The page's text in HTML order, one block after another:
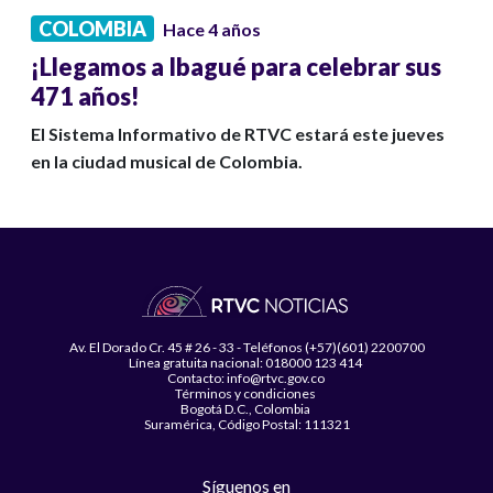
COLOMBIA Hace 4 años
¡Llegamos a Ibagué para celebrar sus
471 años!
El Sistema Informativo de RTVC estará este jueves
en la ciudad musical de Colombia.
Av. El Dorado Cr. 45 # 26 - 33 - Teléfonos (+57)(601) 2200700
Línea gratuita nacional: 018000 123 414
Contacto: info@rtvc.gov.co
Términos y condiciones
Bogotá D.C., Colombia
Suramérica, Código Postal: 111321
Síguenos en